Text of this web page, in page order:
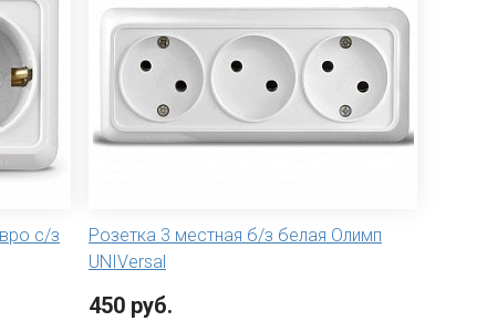
с/з
Розетка 3 местная б/з белая Олимп
UNIVersal
450 руб.